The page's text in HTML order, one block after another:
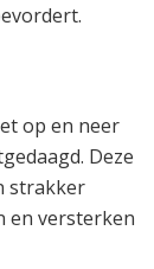
op en neer
Deze
strakker
en versterken